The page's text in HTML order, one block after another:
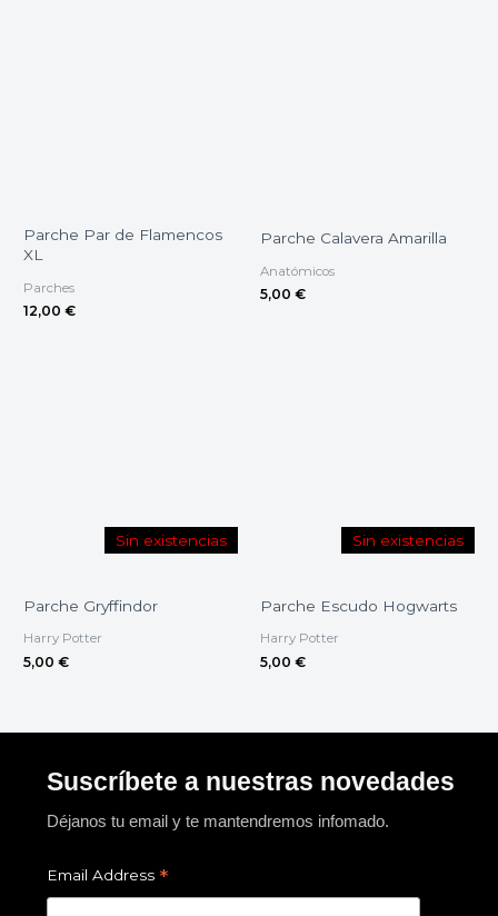
Parche Par de Flamencos
XL
Parches
12,00 €
Parche Calavera Amarilla
Anatómicos
5,00 €
Sin existencias
Parche Gryffindor
Harry Potter
5,00 €
Sin existencias
Parche Escudo Hogwarts
Harry Potter
5,00 €
Suscríbete a nuestras novedades
Déjanos tu email y te mantendremos infomado.
Email Address *